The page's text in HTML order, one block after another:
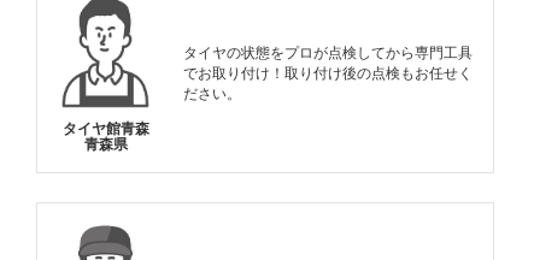
タイヤ館青森
青森県
タイヤの状態をプロが点検してから専門工具
でお取り付け！取り付け後の点検もお任せく
ださい。